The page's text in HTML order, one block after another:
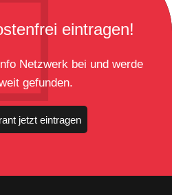
eintragen!
Netzwerk bei und werde
gefunden.
jetzt eintragen